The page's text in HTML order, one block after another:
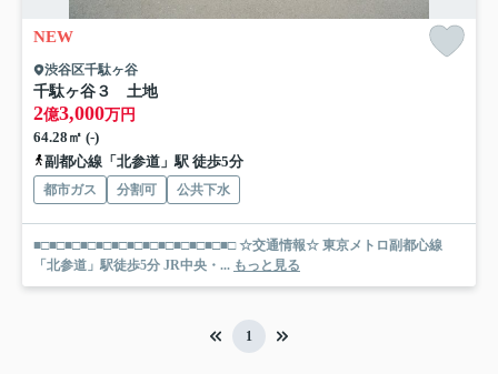
NEW
渋谷区千駄ヶ谷
千駄ヶ谷３ 土地
2億3,000万円
64.28㎡ (-)
副都心線「北参道」駅 徒歩5分
都市ガス 分割可 公共下水
■□■□■□■□■□■□■□■□■□■□■□■□■□ ☆交通情報☆ 東京メトロ副都心線
「北参道」駅徒歩5分 JR中央・... もっと見る
1